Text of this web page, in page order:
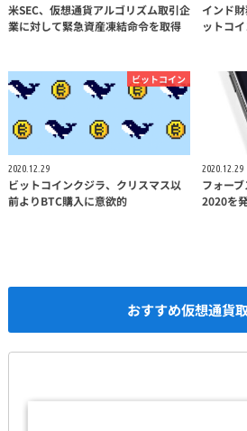
米SEC、仮想通貨アルゴリズム取引企
業に対して緊急資産凍結命令を取得
インド
ットコ
ビットコイン
2020.12.29
ビットコインクジラ、クリスマス以
前よりBTC購入に意欲的
2020.12.29
フォー
2020を
おすすめ仮想通貨